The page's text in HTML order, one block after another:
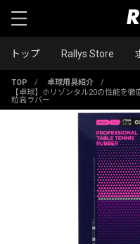
トップ Rallys Store
TOP / 卓球用具紹介
/
【卓球】ホリゾンタル20の性能を
粒高ラバー